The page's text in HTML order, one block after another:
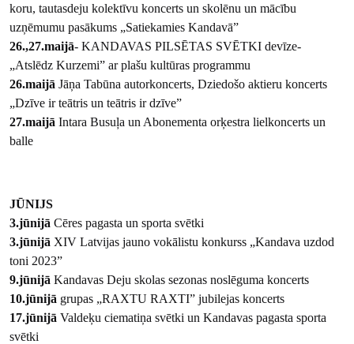
koru, tautasdeju kolektīvu koncerts un skolēnu un mācību
uzņēmumu pasākums „Satiekamies Kandavā”
26.,27.maijā- KANDAVAS PILSĒTAS SVĒTKI devīze-
„Atslēdz Kurzemi” ar plašu kultūras programmu
26.maijā Jāņa Tabūna autorkoncerts, Dziedošo aktieru koncerts
„Dzīve ir teātris un teātris ir dzīve”
27.maijā Intara Busuļa un Abonementa orķestra lielkoncerts un
balle
JŪNIJS
3.jūnijāCēres pagasta un sporta svētki
3.jūnijā XIV Latvijas jauno vokālistu konkurss „Kandava uzdod
toni 2023”
9.jūnijā Kandavas Deju skolas sezonas noslēguma koncerts
10.jūnijā grupas „RAXTU RAXTI” jubilejas koncerts
17.jūnijā Valdeķu ciematiņa svētki un Kandavas pagasta sporta
svētki